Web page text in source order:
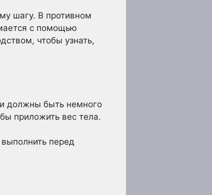
шагу. В противном
с помощью
чтобы узнать,
должны быть немного
приложить вес тела.
перед